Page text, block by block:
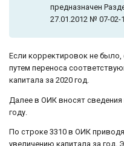
предназначен
27.01.2012 № 07-02-
Если корректировок не было,
путем переноса
капитала за 2020 год.
Далее в ОИК вносят
году.
По строке 3310 в ОИК
увеличению капитала за год.